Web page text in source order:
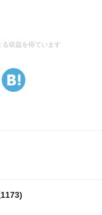
収益を得ています